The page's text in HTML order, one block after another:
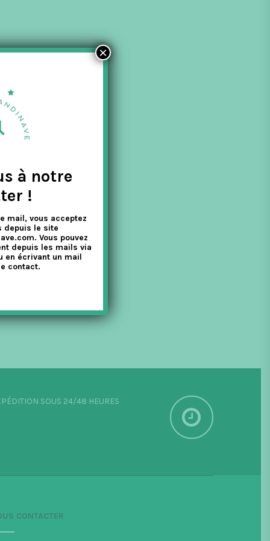
SOUS 24/48 HEURES
CONTACTER
à notre
!
mail, vous acceptez
depuis le site
Vous pouvez
depuis les mails via
en écrivant un mail
contact.
×